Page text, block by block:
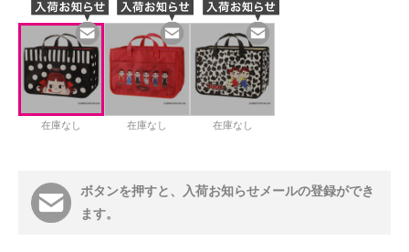
在庫なし 在庫なし 在庫なし
ボタンを押すと、入荷お知らせメールの登録ができ
ます。